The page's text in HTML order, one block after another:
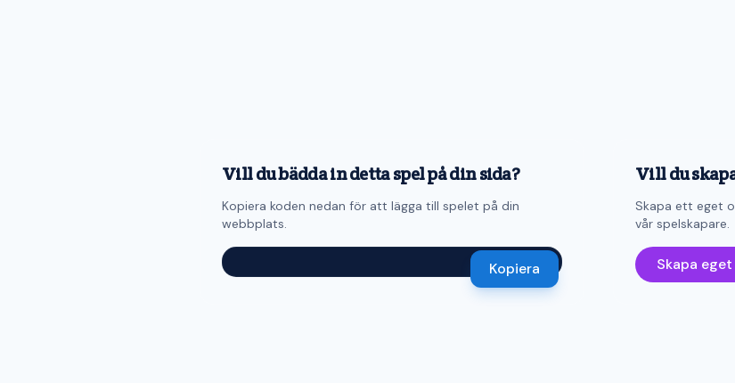
Vill du bädda in detta spel på din sida?
Kopiera koden nedan för att lägga till spelet på din
webbplats.
Kopiera
Vill du
Skapa ett eget
vår spelskapare.
Skapa